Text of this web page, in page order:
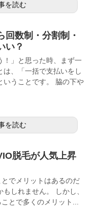
を読む
回数制・分割制・
い？
！」と思った時、まず一
は、「一括で支払いをし
いうことです。 脇の下や
を読む
脱毛が人気上昇
でメリットはあるのだ
しれません。 しかし、
とで多くのメリット...